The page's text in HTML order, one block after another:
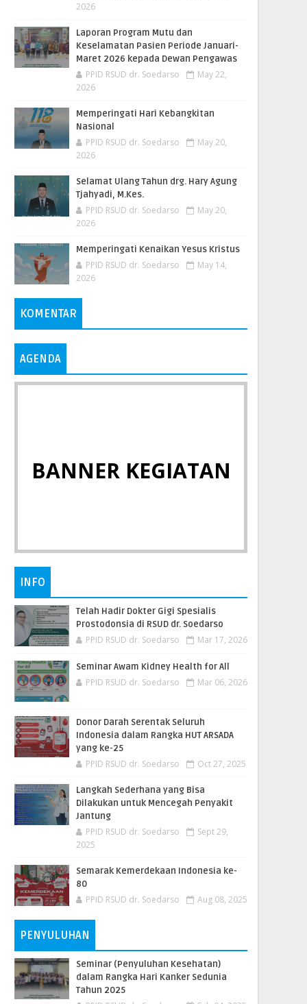
2026
Laporan Program Mutu dan
Keselamatan Pasien Periode Januari-
Maret 2026 kepada Dewan Pengawas
PPID RSUD dr. Soedarso
May 22,
2026
Memperingati Hari Kebangkitan
Nasional
PPID RSUD dr. Soedarso
May 20,
2026
Selamat Ulang Tahun drg. Hary Agung
Tjahyadi, M.Kes.
PPID RSUD dr. Soedarso
May 20,
2026
Memperingati Kenaikan Yesus Kristus
PPID RSUD dr. Soedarso
May 14,
2026
KOMENTAR
AGENDA
BANNER KEGIATAN
INFO
Telah Hadir Dokter Gigi Spesialis
Prostodonsia di RSUD dr. Soedarso
PPID RSUD dr. Soedarso Mar 17, 2026
Seminar Awam Kidney Health for All
PPID RSUD dr. Soedarso Mar 06, 2026
Donor Darah Serentak Seluruh
Indonesia dalam Rangka HUT ARSADA
yang ke-25
PPID RSUD dr. Soedarso Oct 27, 2025
Langkah Sederhana yang Bisa
Dilakukan untuk Mencegah Penyakit
Jantung
PPID RSUD dr. Soedarso
Sept 29,
2025
Semarak Kemerdekaan Indonesia ke-
80
PPID RSUD dr. Soedarso Aug 08, 2025
PENYULUHAN
Seminar (Penyuluhan Kesehatan)
dalam Rangka Hari Kanker Sedunia
Tahun 2025